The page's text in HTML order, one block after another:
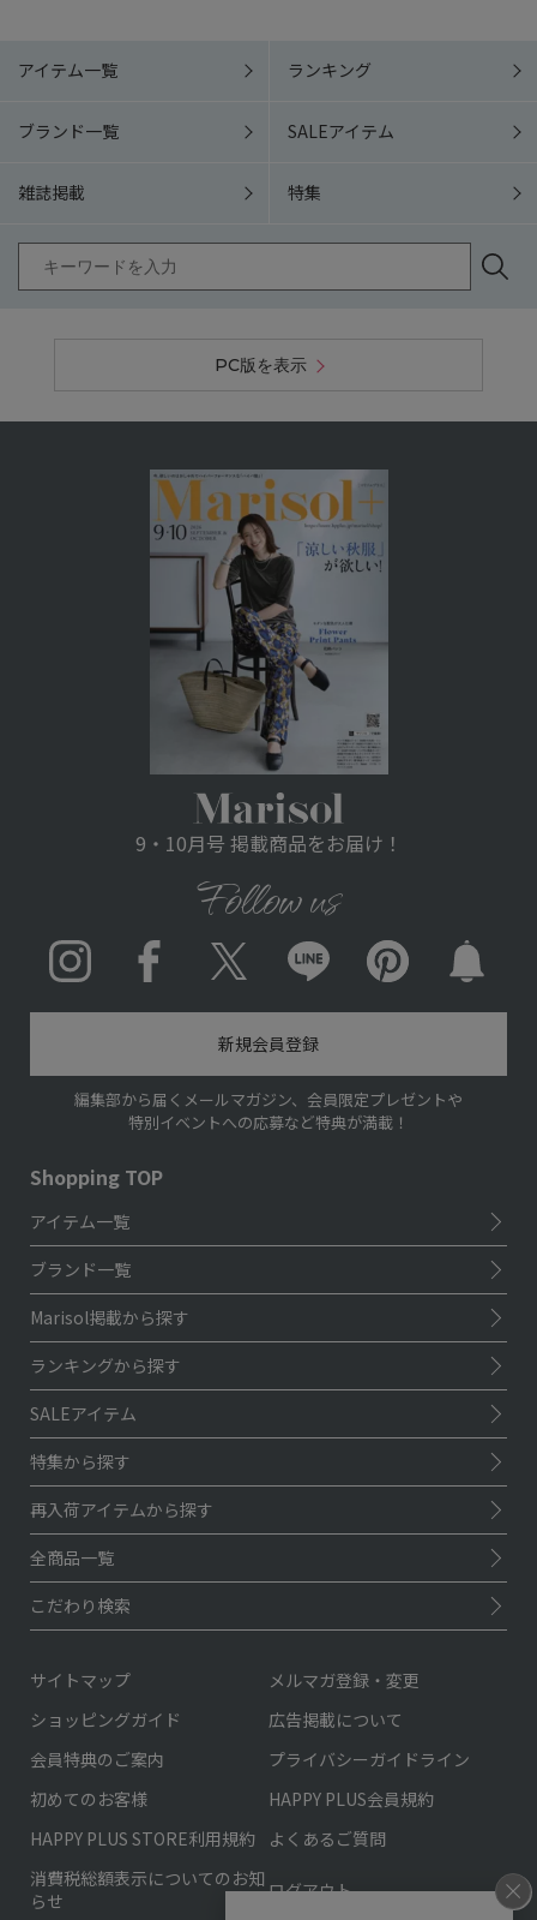
アイテム一覧 ランキング
ブランド一覧 SALEアイテム
雑誌掲載 特集
PC版を表示
9・10月号 掲載商品をお届け！
Follow us
InstagramFacebookX LINE pinterest
新規会員登録
編集部から届くメールマガジン、会員限定プレゼントや
特別イベントへの応募など特典が満載！
Shopping TOP
アイテム一覧
ブランド一覧
Marisol掲載から探す
ランキングから探す
SALEアイテム
特集から探す
再入荷アイテムから探す
全商品一覧
こだわり検索
サイトマップ
メルマガ登録・変更
ショッピングガイド
広告掲載について
会員特典のご案内
プライバシーガイドライン
初めてのお客様
HAPPY PLUS会員規約
HAPPY PLUS STORE利用規約
よくあるご質問
消費税総額表示についてのお知
らせ
ログアウト